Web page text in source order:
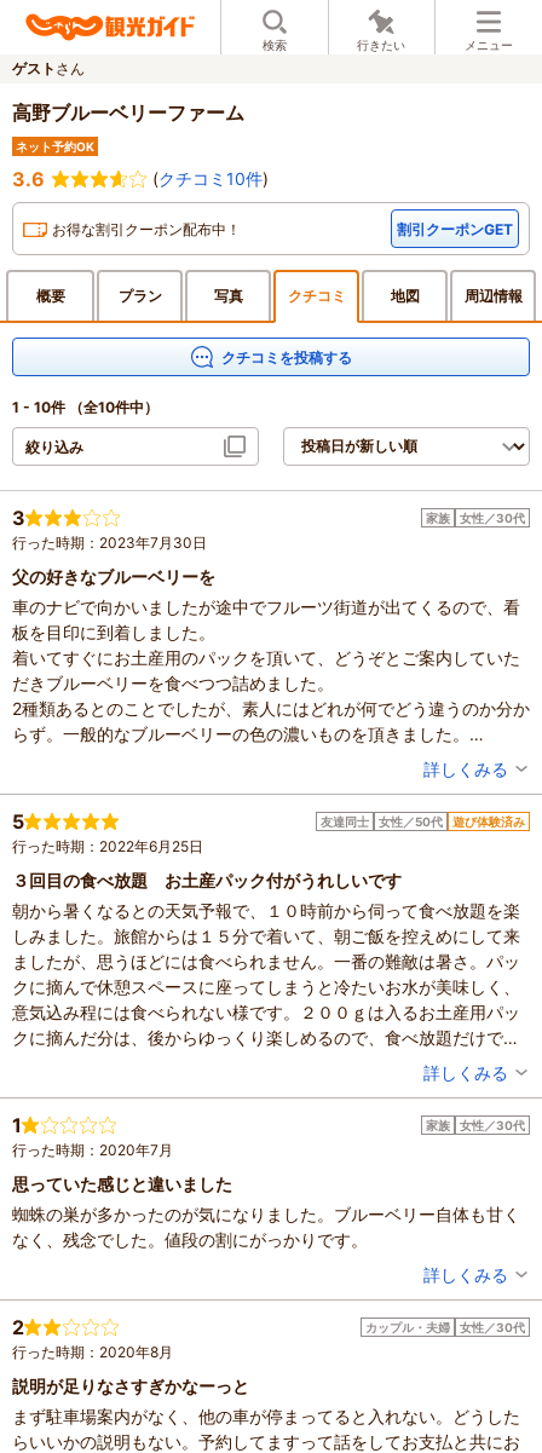
検索 行きたい メニュー
ゲスト さん
高野ブルーベリーファーム
ネット予約OK
3.6 (クチコミ10件)
お得な割引クーポン配布中！ 割引クーポンGET
概要 プラン 写真 クチコミ 地図 周辺情報
クチコミを投稿する
1 - 10件 （全10件中）
絞り込み
3 家族 女性／30代
行った時期：2023年7月30日
父の好きなブルーベリーを
車のナビで向かいましたが途中でフルーツ街道が出てくるので、看
板を目印に到着しました。
着いてすぐにお土産用のパックを頂いて、どうぞとご案内していた
だきブルーベリーを食べつつ詰めました。
2種類あるとのことでしたが、素人にはどれが何でどう違うのか分か
らず。一般的なブルーベリーの色の濃いものを頂きました。
この時期は暑さがすごいので、暑さ対策と帽子等必須です。
虫はさほどいませんでしたが、蜘蛛の巣は結構ありましたね。
暑さで時間よりも早く切り上げましたが、お土産用のパック分は自
宅で冷やして頂きました。母は父の採ったものより、私が採ったブ
ルーベリーの方が美味しいと…笑
休憩所にはブルーベリーのジャムなども販売していて、父のトース
ト用に購入いたしました。
道の駅巡りやドライブがてらに、いい体験をさせていただきまし
た。ありがとうございました。
滞在時間：1時間未満
人数：2人
家族の内訳：親・祖父母
設備の有無：駐車場、休憩所
詳しくみる
5 友達同士 女性／50代 遊び体験済み
行った時期：2022年6月25日
３回目の食べ放題 お土産パック付がうれしいです
朝から暑くなるとの天気予報で、１０時前から伺って食べ放題を楽
しみました。旅館からは１５分で着いて、朝ご飯を控えめにして来
ましたが、思うほどには食べられません。一番の難敵は暑さ。パッ
クに摘んで休憩スペースに座ってしまうと冷たいお水が美味しく、
意気込み程には食べられない様です。２００ｇは入るお土産用パッ
クに摘んだ分は、後からゆっくり楽しめるので、食べ放題だけでな
く、お土産用パック付の体験プランで良かったと思います。時間は
長めになっても良いと仰って下さいましたので、子供さんとご一緒
に熱中症対策を万全にして、大粒のブルーベリーをほおばりなが
ら、写真を撮るのも楽しい思い出になりそうです。同伴の友人には
孫が４人いるので、今度は・・・と話が出ました。次は嫁と一緒に
来たいと思います。
滞在時間：1時間未満
設備の有無：駐車場、トイレ、休憩所
投稿日：2022年6月26日
詳しくみる
1 家族 女性／30代
行った時期：2020年7月
思っていた感じと違いました
蜘蛛の巣が多かったのが気になりました。ブルーベリー自体も甘く
なく、残念でした。値段の割にがっかりです。
投稿日：2020年8月2日
詳しくみる
2 カップル・夫婦 女性／30代
行った時期：2020年8月
説明が足りなさすぎかなーっと
まず駐車場案内がなく、他の車が停まってると入れない。どうした
らいいかの説明もない。予約してますって話をしてお支払と共にお